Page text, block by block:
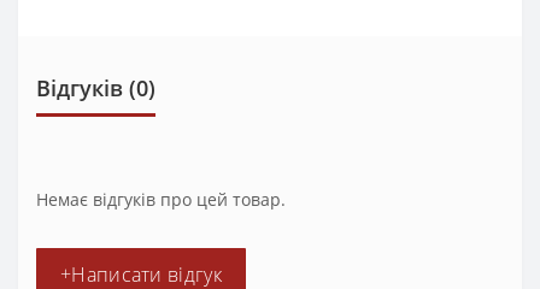
Відгуків (0)
Немає відгуків про цей товар.
+Написати відгук